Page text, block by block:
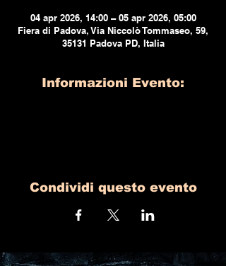
04 apr 2026, 14:00 – 05 apr 2026, 05:00
Fiera di Padova, Via Niccolò Tommaseo, 59,
35131 Padova PD, Italia
Informazioni Evento:
Condividi questo evento